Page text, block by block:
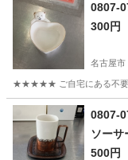
0807-
300円
名古屋市
★★★★★ ご自宅にある不要品
愛知 名古屋市 0807-
ソー
500円